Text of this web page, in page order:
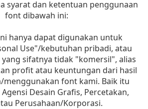
syarat dan ketentuan penggunaan
font dibawah ini:
hanya dapat digunakan untuk
Use"/kebutuhan pribadi, atau
sifatnya tidak "komersil", alias
profit atau keuntungan dari hasil
menggunakan font kami. Baik itu
Desain Grafis, Percetakan,
Perusahaan/Korporasi.